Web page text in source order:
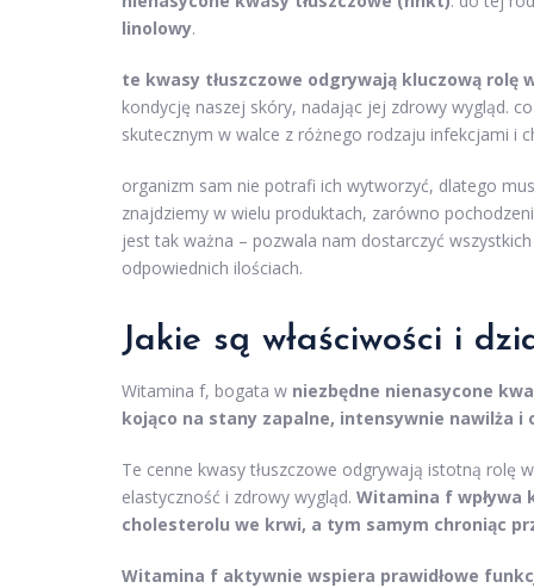
linolowy.
te kwasy tłuszczowe odgrywają kluczową
kondycję naszej skóry, nadając jej zdrowy wygląd.
skutecznym w walce z różnego rodzaju infekcjami i
organizm sam nie potrafi ich wytworzyć, dlatego
znajdziemy w wielu produktach, zarówno
jest tak ważna – pozwala nam dostarczyć
odpowiednich ilościach.
Jakie są właściwości i
Witamina f, bogata w niezbędne nienasycone
kojąco na stany zapalne, intensywnie nawilża i
Te cenne kwasy tłuszczowe odgrywają istotną rolę
elastyczność i zdrowy wygląd. Witamina f wpływa
cholesterolu we krwi, a tym samym chroniąc
Witamina f aktywnie wspiera prawidłowe